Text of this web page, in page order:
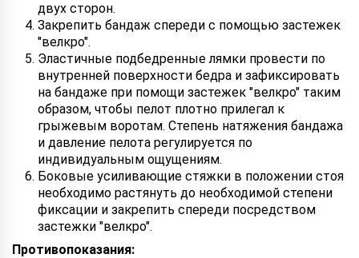
двух сторон.
Закрепить бандаж спереди с помощью застежек
"велкро".
Эластичные подбедренные лямки провести по
внутренней поверхности бедра и зафиксировать
на бандаже при помощи застежек "велкро" таким
образом, чтобы пелот плотно прилегал к
грыжевым воротам. Степень натяжения бандажа
и давление пелота регулируется по
индивидуальным ощущениям.
Боковые усиливающие стяжки в положении стоя
необходимо растянуть до необходимой степени
фиксации и закрепить спереди посредством
застежки "велкро".
Противопоказания: